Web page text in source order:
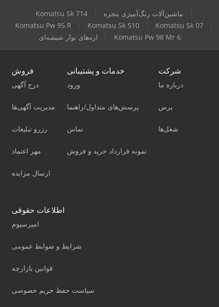
Komatsu Sk 714
ماشین‌آلات رنگ‌آمیزی پنجره
Komatsu Pw 95 R
Komatsu Sk 510
Komatsu Sk 07
اره‌های نوار شیشه‌ای
Komatsu Pw 98 Mr 6
فروش
درج آگهی
مدیریت آگهی‌ها
رزرو تبلیغات
مهر اعتماد
ارسال مزایده
خدمات و پشتیبانی
ورود
پرسش‌های متداول/راهنما
تماس
نمونه قرارداد خرید و فروش
شرکت
درباره ما
پرس
شغل‌ها
اطلاعات حقوقی
امپرسیوم
شرایط و ضوابط عمومی
قوانین بازارچه
سیاست حفظ حریم خصوصی